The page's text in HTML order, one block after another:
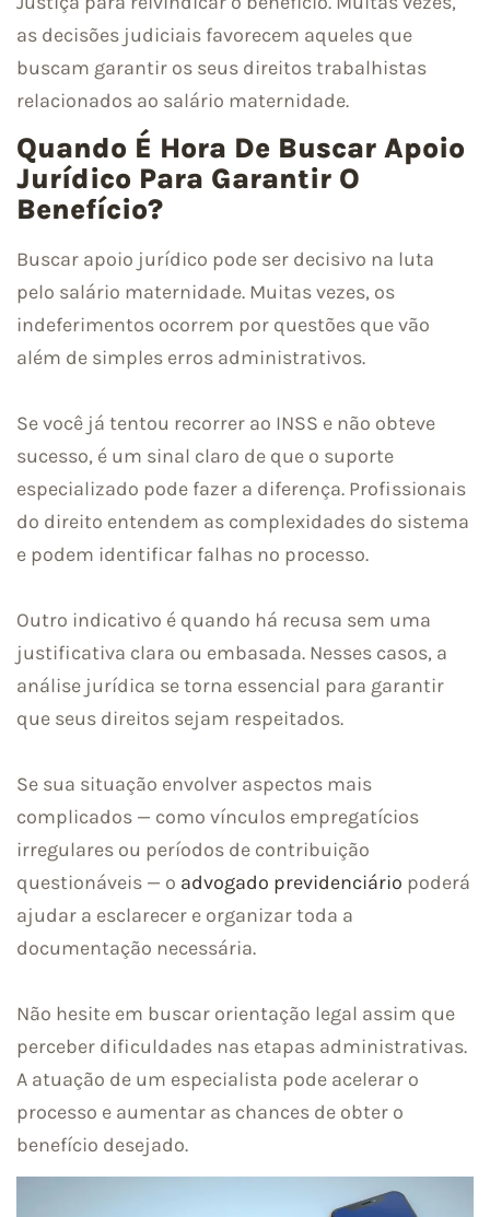
as decisões judiciais favorecem aqueles que
buscam garantir os seus direitos trabalhistas
relacionados ao salário maternidade.
Quando É Hora De Buscar Apoio
Jurídico Para Garantir O
Benefício?
Buscar apoio jurídico pode ser decisivo na luta
pelo salário maternidade. Muitas vezes, os
indeferimentos ocorrem por questões que vão
além de simples erros administrativos.
Se você já tentou recorrer ao INSS e não obteve
sucesso, é um sinal claro de que o suporte
especializado pode fazer a diferença. Profissionais
do direito entendem as complexidades do sistema
e podem identificar falhas no processo.
Outro indicativo é quando há recusa sem uma
justificativa clara ou embasada. Nesses casos, a
análise jurídica se torna essencial para garantir
que seus direitos sejam respeitados.
Se sua situação envolver aspectos mais
complicados — como vínculos empregatícios
irregulares ou períodos de contribuição
questionáveis — o advogado previdenciário poderá
ajudar a esclarecer e organizar toda a
documentação necessária.
Não hesite em buscar orientação legal assim que
perceber dificuldades nas etapas administrativas.
A atuação de um especialista pode acelerar o
processo e aumentar as chances de obter o
benefício desejado.